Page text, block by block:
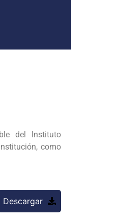
del Instituto
como
Descargar